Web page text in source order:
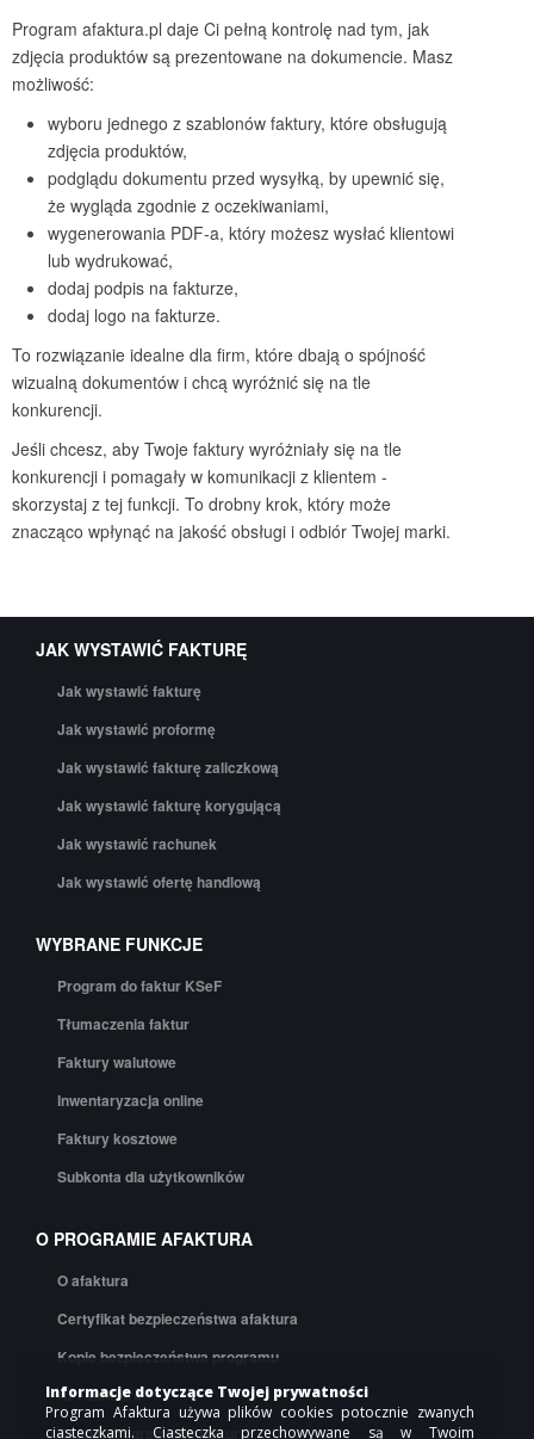
Program afaktura.pl daje Ci pełną kontrolę nad tym, jak
zdjęcia produktów są prezentowane na dokumencie. Masz
możliwość:
wyboru jednego z szablonów faktury, które obsługują
zdjęcia produktów,
podglądu dokumentu przed wysyłką, by upewnić się,
że wygląda zgodnie z oczekiwaniami,
wygenerowania PDF-a, który możesz wysłać klientowi
lub wydrukować,
dodaj podpis na fakturze,
dodaj logo na fakturze.
To rozwiązanie idealne dla firm, które dbają o spójność
wizualną dokumentów i chcą wyróżnić się na tle
konkurencji.
Jeśli chcesz, aby Twoje faktury wyróżniały się na tle
konkurencji i pomagały w komunikacji z klientem -
skorzystaj z tej funkcji. To drobny krok, który może
znacząco wpłynąć na jakość obsługi i odbiór Twojej marki.
JAK WYSTAWIĆ FAKTURĘ
Jak wystawić fakturę
Jak wystawić proformę
Jak wystawić fakturę zaliczkową
Jak wystawić fakturę korygującą
Jak wystawić rachunek
Jak wystawić ofertę handlową
WYBRANE FUNKCJE
Program do faktur KSeF
Tłumaczenia faktur
Faktury walutowe
Inwentaryzacja online
Faktury kosztowe
Subkonta dla użytkowników
O PROGRAMIE AFAKTURA
O afaktura
Certyfikat bezpieczeństwa afaktura
Kopie bezpieczeństwa programu
API afaktura
Cennik programu do faktur
Informacje dotyczące Twojej prywatności
Program Afaktura używa plików cookies potocznie zwanych
ciasteczkami. Ciasteczka przechowywane są w Twoim